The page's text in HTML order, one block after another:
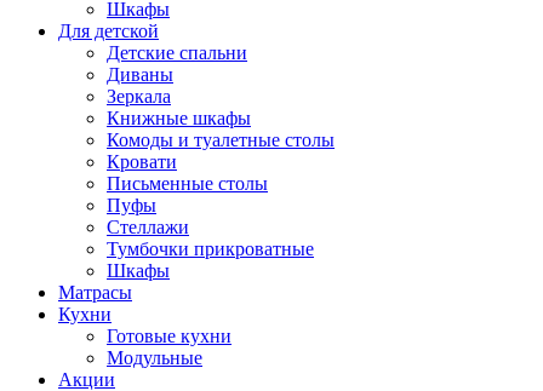
Шкафы
Для детской
Детские спальни
Диваны
Зеркала
Книжные шкафы
Комоды и туалетные столы
Кровати
Письменные столы
Пуфы
Стеллажи
Тумбочки прикроватные
Шкафы
Матрасы
Кухни
Готовые кухни
Модульные
Акции